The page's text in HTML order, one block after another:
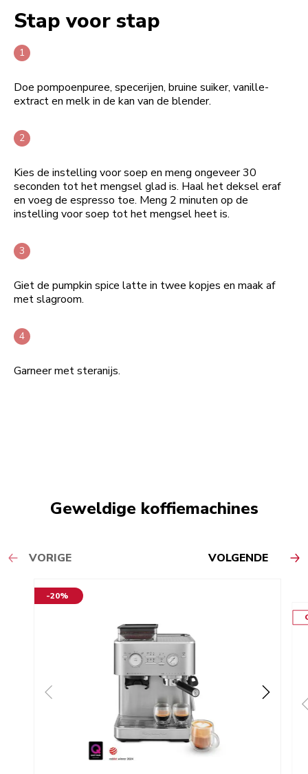
Stap voor stap
Doe pompoenpuree, specerijen, bruine suiker, vanille-
extract en melk in de kan van de blender.
Kies de instelling voor soep en meng ongeveer 30
seconden tot het mengsel glad is. Haal het deksel eraf
en voeg de espresso toe. Meng 2 minuten op de
instelling voor soep tot het mengsel heet is.
Giet de pumpkin spice latte in twee kopjes en maak af
met slagroom.
Garneer met steranijs.
Geweldige koffiemachines
VORIGE VOLGENDE
-20%